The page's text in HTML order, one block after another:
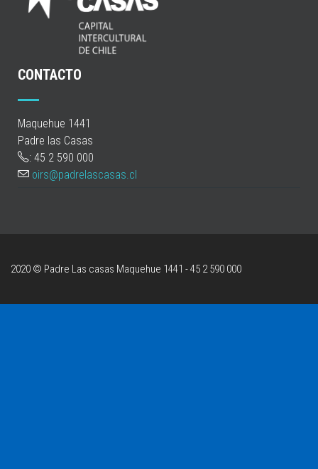
CONTACTO
Maquehue 1441
Padre las Casas
: 45 2 590 000
oirs@padrelascasas.cl
2020 © Padre Las casas Maquehue 1441 - 45 2 590 000